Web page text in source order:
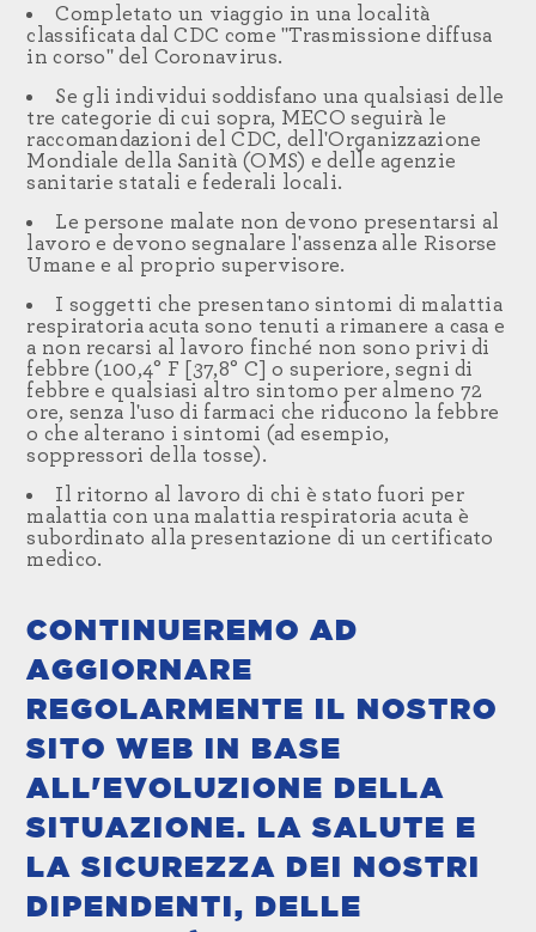
Completato un viaggio in una località
classificata dal CDC come "Trasmissione diffusa
in corso" del Coronavirus.
Se gli individui soddisfano una qualsiasi delle
tre categorie di cui sopra, MECO seguirà le
raccomandazioni del CDC, dell'Organizzazione
Mondiale della Sanità (OMS) e delle agenzie
sanitarie statali e federali locali.
Le persone malate non devono presentarsi al
lavoro e devono segnalare l'assenza alle Risorse
Umane e al proprio supervisore.
I soggetti che presentano sintomi di malattia
respiratoria acuta sono tenuti a rimanere a casa e
a non recarsi al lavoro finché non sono privi di
febbre (100,4° F [37,8° C] o superiore, segni di
febbre e qualsiasi altro sintomo per almeno 72
ore, senza l'uso di farmaci che riducono la febbre
o che alterano i sintomi (ad esempio,
soppressori della tosse).
Il ritorno al lavoro di chi è stato fuori per
malattia con una malattia respiratoria acuta è
subordinato alla presentazione di un certificato
medico.
CONTINUEREMO AD
AGGIORNARE
REGOLARMENTE IL NOSTRO
SITO WEB IN BASE
ALL'EVOLUZIONE DELLA
SITUAZIONE. LA SALUTE E
LA SICUREZZA DEI NOSTRI
DIPENDENTI, DELLE